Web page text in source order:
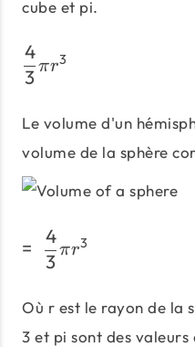
cube et pi.
3
4
πr3
Le volume d'un
volume de la sphère
=
3
4
πr3
Où r est le rayon de la
3 et pi sont des valeurs